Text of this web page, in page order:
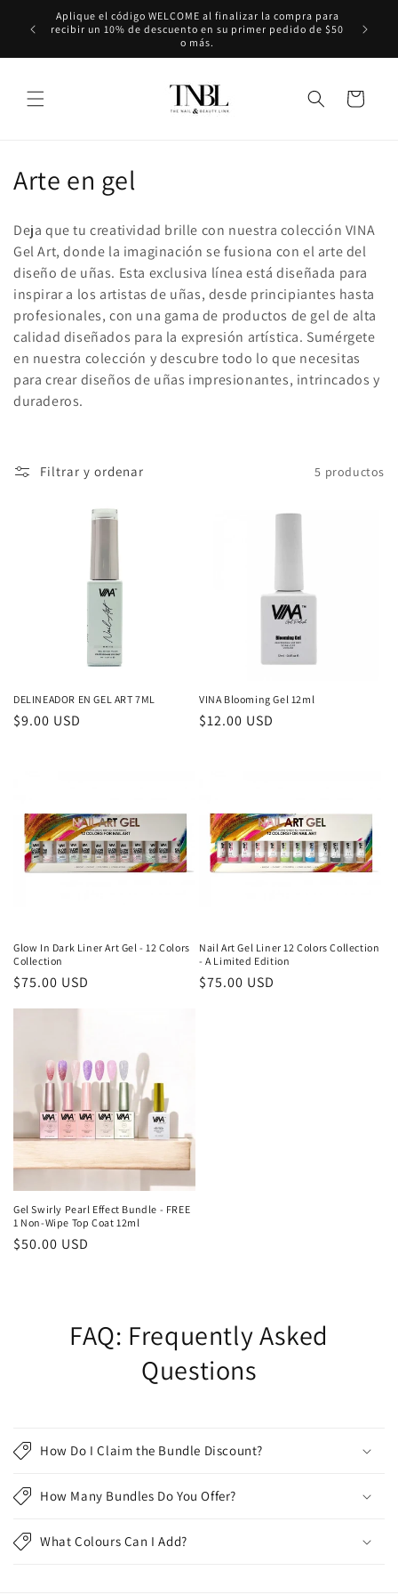
directamente
al contenido
Aplique el código WELCOME al finalizar la compra para
recibir un 10% de descuento en su primer pedido de $50
o más.
Carrito
C
l
e
c
c
i
n
Arte en gel
Deja que tu creatividad brille con nuestra colección VINA
Gel Art, donde la imaginación se fusiona con el arte del
diseño de uñas. Esta exclusiva línea está diseñada para
inspirar a los artistas de uñas, desde principiantes hasta
profesionales, con una gama de productos de gel de alta
calidad diseñados para la expresión artística. Sumérgete
en nuestra colección y descubre todo lo que necesitas
para crear diseños de uñas impresionantes, intrincados y
duraderos.
Filtrar y ordenar 5 productos
DELINEADOR EN GEL ART 7ML
Precio
$9.00 USD
VINA Blooming Gel 12ml
Precio
$12.00 USD
Glow In Dark Liner Art Gel - 12 Colors
Collection
Precio
$75.00 USD
Nail Art Gel Liner 12 Colors Collection
- A Limited Edition
Precio
$75.00 USD
Gel Swirly Pearl Effect Bundle - FREE
1 Non-Wipe Top Coat 12ml
Precio
$50.00 USD
FAQ: Frequently Asked
Questions
How Do I Claim the Bundle Discount?
How Many Bundles Do You Offer?
What Colours Can I Add?